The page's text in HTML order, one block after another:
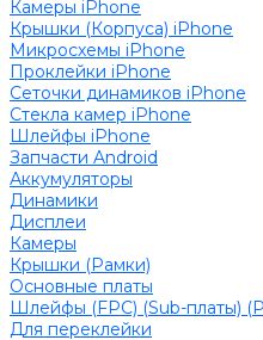
Камеры iPhone
Крышки (Корпуса) iPhone
Микросхемы iPhone
Проклейки iPhone
Сеточки динамиков iPhone
Стекла камер iPhone
Шлейфы iPhone
Запчасти Android
Аккумуляторы
Динамики
Дисплеи
Камеры
Крышки (Рамки)
Основные платы
Шлейфы (FPC) (Sub-платы)
Для переклейки